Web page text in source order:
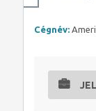
Cégnév: